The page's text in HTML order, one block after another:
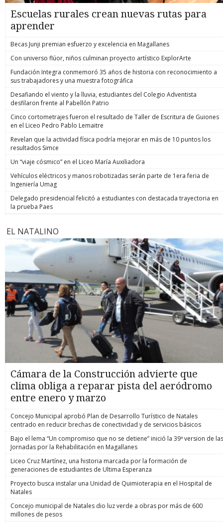
Escuelas rurales crean nuevas rutas para
aprender
Becas Junji premian esfuerzo y excelencia en Magallanes
Con universo flúor, niños culminan proyecto artístico ExplorArte
Fundación Integra conmemoró 35 años de historia con reconocimiento a
sus trabajadores y una muestra fotográfica
Desafiando el viento y la lluvia, estudiantes del Colegio Adventista
desfilaron frente al Pabellón Patrio
Cinco cortometrajes fueron el resultado de Taller de Escritura de Guiones
en el Liceo Pedro Pablo Lemaitre
Revelan que la actividad física podría mejorar en más de 10 puntos los
resultados Simce
Un “viaje cósmico” en el Liceo María Auxiliadora
Vehículos eléctricos y manos robotizadas serán parte de 1era feria de
Ingeniería Umag
Delegado presidencial felicitó a estudiantes con destacada trayectoria en
la prueba Paes
EL NATALINO
Cámara de la Construcción advierte que
clima obliga a reparar pista del aeródromo
entre enero y marzo
Concejo Municipal aprobó Plan de Desarrollo Turístico de Natales
centrado en reducir brechas de conectividad y de servicios básicos
Bajo el lema “Un compromiso que no se detiene” inició la 39ª version de las
Jornadas por la Rehabilitación en Magallanes
Liceo Cruz Martínez, una historia marcada por la formación de
generaciones de estudiantes de Ultima Esperanza
Proyecto busca instalar una Unidad de Quimioterapia en el Hospital de
Natales
Concejo municipal de Natales dio luz verde a obras por más de 600
millones de pesos